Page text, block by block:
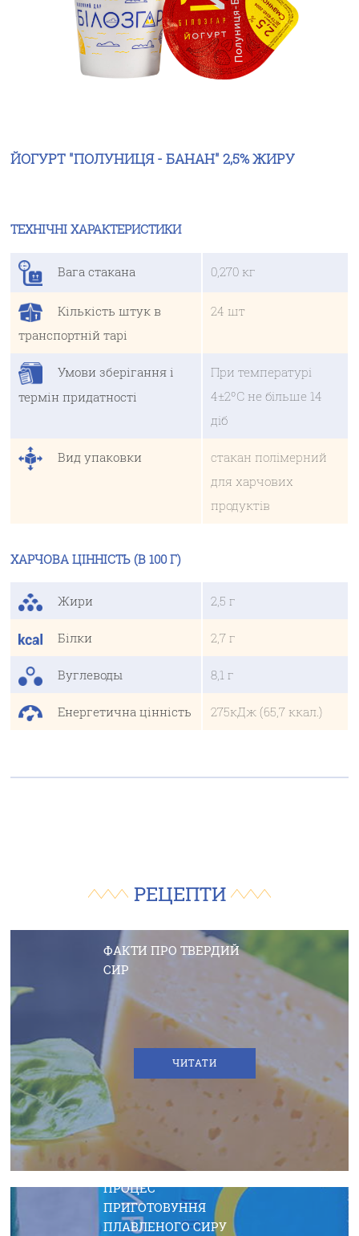
ГАЛЕРЕЯ
ПАРТНЕРАМ
ЙОГУРТ "ПОЛУНИЦЯ - БАНАН" 2,5% ЖИРУ
ТЕХНІЧНІ ХАРАКТЕРИСТИКИ
Вага стакана 0,270 кг
Кількість штук в
транспортній тарі
24 шт
Умови зберігання і
термін придатності
При температурі
4±2ºС не більше 14
діб
Вид упаковки
стакан полімерний
для харчових
продуктів
ХАРЧОВА ЦІННІСТЬ (В 100 Г)
Жири 2,5 г
Білки 2,7 г
Вуглеводы 8,1 г
Енергетична цінність 275кДж (65,7 ккал.)
РЕЦЕПТИ
ФАКТИ ПРО ТВЕРДИЙ
СИР
ЧИТАТИ
ПРОЦЕС
ПРИГОТОВУННЯ
ПЛАВЛЕНОГО СИРУ